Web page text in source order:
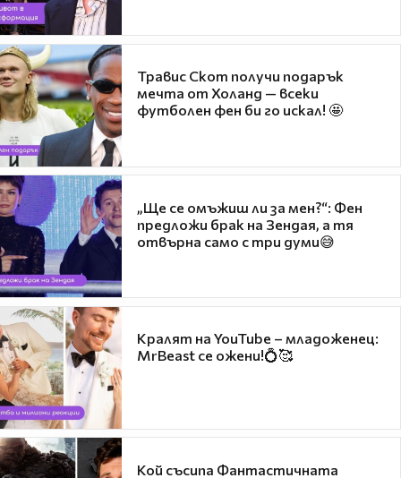
Травис Скот получи подарък
мечта от Холанд — всеки
футболен фен би го искал! 🤩
„Ще се омъжиш ли за мен?“: Фен
предложи брак на Зендая, а тя
отвърна само с три думи😅
Кралят на YouTube – младоженец:
MrBeast се ожени!💍🥰
Кой съсипа Фантастичната